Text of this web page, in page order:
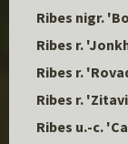
Ribes nigr.
Ribes r.
Ribes r.
Ribes r.
Ribes u.-c.